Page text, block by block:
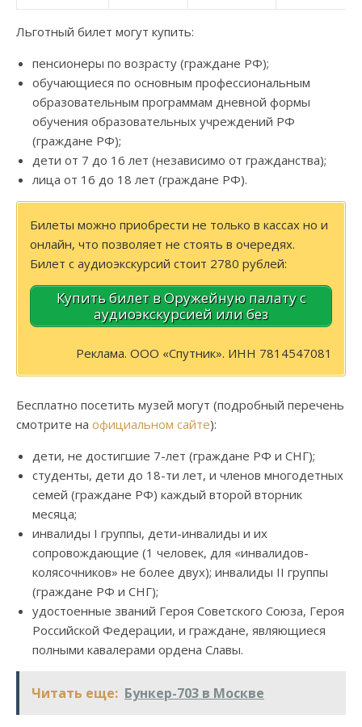
Льготный билет могут купить:
пенсионеры по возрасту (граждане РФ);
обучающиеся по основным профессиональным
образовательным программам дневной формы
обучения образовательных учреждений РФ
(граждане РФ);
дети от 7 до 16 лет (независимо от гражданства);
лица от 16 до 18 лет (граждане РФ).
Билеты можно приобрести не только в кассах но и
онлайн, что позволяет не стоять в очередях.
Билет с аудиоэкскурсий стоит 2780 рублей:
Купить билет в Оружейную палату с
аудиоэкскурсией или без
Реклама. ООО «Спутник». ИНН 7814547081
Бесплатно посетить музей могут (подробный перечень
смотрите на официальном сайте):
дети, не достигшие 7-лет (граждане РФ и СНГ);
студенты, дети до 18-ти лет, и членов многодетных
семей (граждане РФ) каждый второй вторник
месяца;
инвалиды I группы, дети-инвалиды и их
сопровождающие (1 человек, для «инвалидов-
колясочников» не более двух); инвалиды II группы
(граждане РФ и СНГ);
удостоенные званий Героя Советского Союза, Героя
Российской Федерации, и граждане, являющиеся
полными кавалерами ордена Славы.
Читать еще: Бункер-703 в Москве